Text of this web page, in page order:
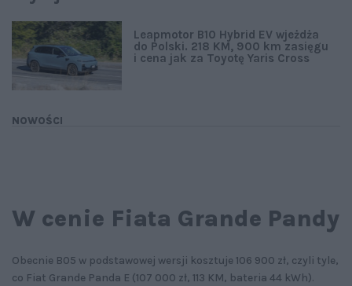
NOWOŚCI
Leapmotor B10 Hybrid EV wjeżdża
do Polski. 218 KM, 900 km zasięgu
i cena jak za Toyotę Yaris Cross
W cenie Fiata Grande Pandy
Obecnie B05 w podstawowej wersji kosztuje 106 900 zł, czyli tyle,
co Fiat Grande Panda E (107 000 zł, 113 KM, bateria 44 kWh).